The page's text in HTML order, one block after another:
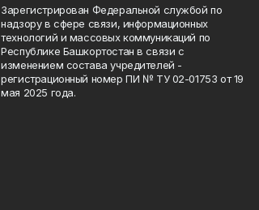
Зарегистрирован Федеральной службой по
надзору в сфере связи, информационных
технологий и массовых коммуникаций по
Республике Башкортостан в связи с
изменением состава учредителей -
регистрационный номер ПИ № ТУ 02-01753 от 19
мая 2025 года.